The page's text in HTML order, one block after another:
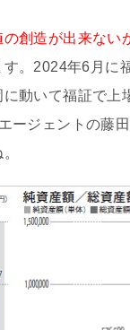
創造が出来な
。2024年6月に
動いて福証で
ージェントの藤